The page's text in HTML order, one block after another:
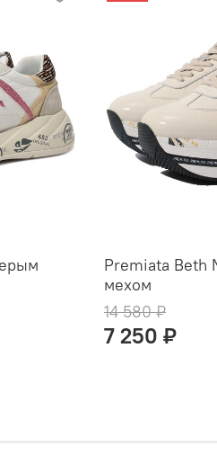
Premiata Beth
мехом
14 580 ₽
7 250 ₽